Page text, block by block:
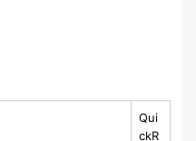
Qui
ckR